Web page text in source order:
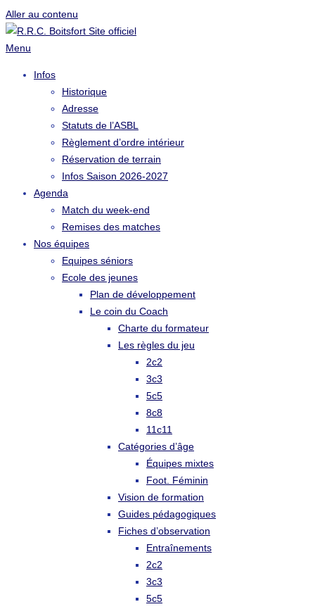
Aller au contenu
Menu
Infos
Historique
Adresse
Statuts de l’ASBL
Règlement d’ordre intérieur
Réservation de terrain
Infos Saison 2026-2027
Agenda
Match du week-end
Remises des matches
Nos équipes
Equipes séniors
Ecole des jeunes
Plan de développement
Le coin du Coach
Charte du formateur
Les règles du jeu
2c2
3c3
5c5
8c8
11c11
Catégories d’âge
Équipes mixtes
Foot. Féminin
Vision de formation
Guides pédagogiques
Fiches d’observation
Entraînements
2c2
3c3
5c5